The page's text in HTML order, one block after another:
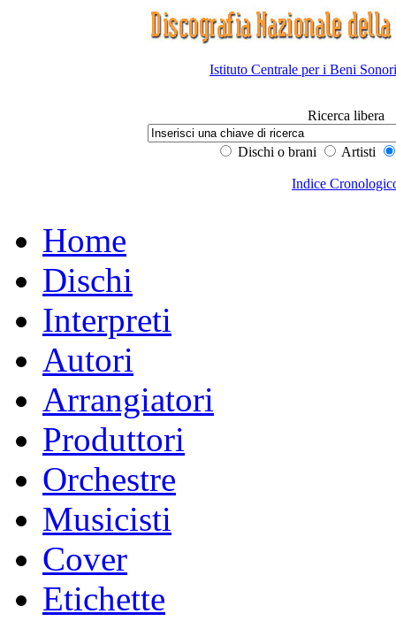
Istituto Centrale per i Beni
Ricerca libera
Dischi o brani Artisti
Indice
Home
Dischi
Interpreti
Autori
Arrangiatori
Produttori
Orchestre
Musicisti
Cover
Etichette